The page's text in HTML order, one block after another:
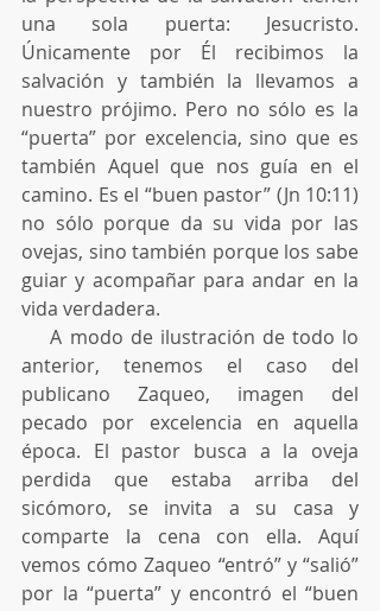
una sola puerta: Jesucristo.
Únicamente por Él recibimos la
salvación y también la llevamos a
nuestro prójimo. Pero no sólo es la
“puerta” por excelencia, sino que es
también Aquel que nos guía en el
camino. Es el “buen pastor” (Jn 10:11)
no sólo porque da su vida por las
ovejas, sino también porque los sabe
guiar y acompañar para andar en la
vida verdadera.
    A modo de ilustración de todo lo
anterior, tenemos el caso del
publicano Zaqueo, imagen del
pecado por excelencia en aquella
época. El pastor busca a la oveja
perdida que estaba arriba del
sicómoro, se invita a su casa y
comparte la cena con ella. Aquí
vemos cómo Zaqueo “entró” y “salió”
por la “puerta” y encontró el “buen